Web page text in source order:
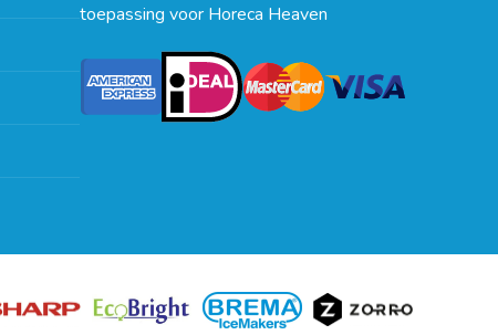
toepassing voor Horeca Heaven